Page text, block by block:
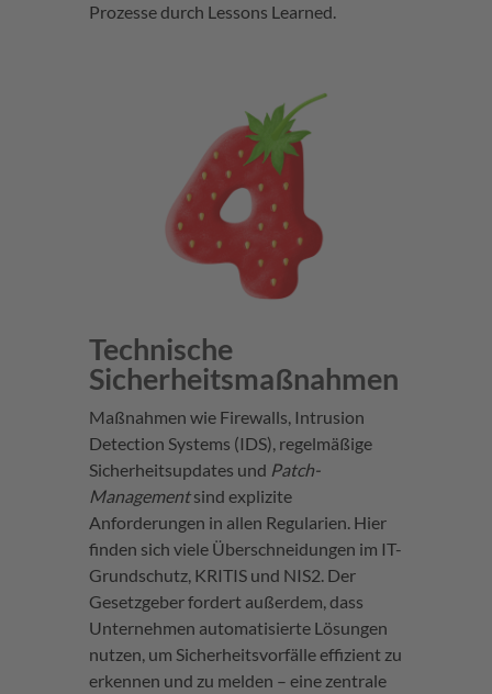
Prozesse durch Lessons Learned.
Technische
Sicherheitsmaßnahmen
Maßnahmen wie Firewalls, Intrusion
Detection Systems (IDS), regelmäßige
Sicherheitsupdates und Patch-
Managementsind explizite
Anforderungen in allen Regularien. Hier
finden sich viele Überschneidungen im IT-
Grundschutz, KRITIS und NIS2. Der
Gesetzgeber fordert außerdem, dass
Unternehmen automatisierte Lösungen
nutzen, um Sicherheitsvorfälle effizient zu
erkennen und zu melden – eine zentrale